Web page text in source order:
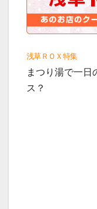
浅草ＲＯＸ特集
まつり湯で一日
ス？